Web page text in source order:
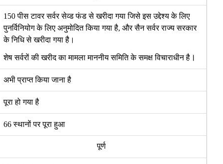
150पीस टावर सर्वर सेव्ड फंड से खरीदा गया जिसे इस उद्देश्य के लिए
पुनर्विनियोग के लिए अनुमोदित किया गया है, और सैन सर्वर राज्य सरकार
के निधि से खरीदा गया है।
शेष सर्वरों की खरीद का मामला माननीय समिति के समक्ष विचाराधीन है ।
अभी प्राप्त किया जाना है
पूरा हो गया है
66स्थानों पर पूरा हुआ
पूर्ण